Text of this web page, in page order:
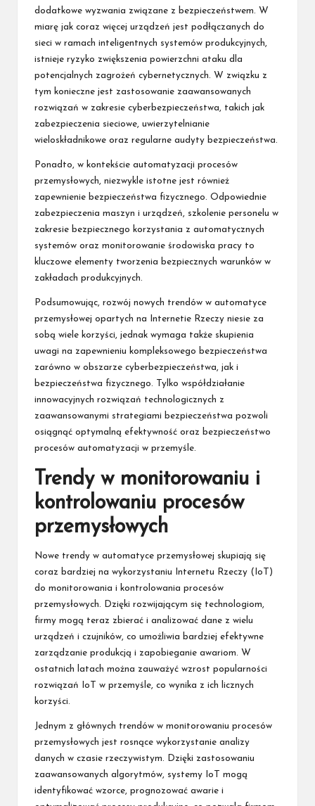
dodatkowe wyzwania związane z bezpieczeństwem. W
miarę jak coraz więcej urządzeń jest podłączanych do
sieci w ramach inteligentnych systemów produkcyjnych,
istnieje ryzyko zwiększenia powierzchni ataku dla
potencjalnych zagrożeń cybernetycznych. W związku z
tym konieczne jest zastosowanie zaawansowanych
rozwiązań w zakresie cyberbezpieczeństwa, takich jak
zabezpieczenia sieciowe, uwierzytelnianie
wieloskładnikowe oraz regularne audyty bezpieczeństwa.
Ponadto, w kontekście automatyzacji procesów
przemysłowych, niezwykle istotne jest również
zapewnienie bezpieczeństwa fizycznego. Odpowiednie
zabezpieczenia maszyn i urządzeń, szkolenie personelu w
zakresie bezpiecznego korzystania z automatycznych
systemów oraz monitorowanie środowiska pracy to
kluczowe elementy tworzenia bezpiecznych warunków w
zakładach produkcyjnych.
Podsumowując, rozwój nowych trendów w automatyce
przemysłowej opartych na Internetie Rzeczy niesie za
sobą wiele korzyści, jednak wymaga także skupienia
uwagi na zapewnieniu kompleksowego bezpieczeństwa
zarówno w obszarze cyberbezpieczeństwa, jak i
bezpieczeństwa fizycznego. Tylko współdziałanie
innowacyjnych rozwiązań technologicznych z
zaawansowanymi strategiami bezpieczeństwa pozwoli
osiągnąć optymalną efektywność oraz bezpieczeństwo
procesów automatyzacji w przemyśle.
Trendy w monitorowaniu i
kontrolowaniu procesów
przemysłowych
Nowe trendy w automatyce przemysłowej skupiają się
coraz bardziej na wykorzystaniu Internetu Rzeczy (IoT)
do monitorowania i kontrolowania procesów
przemysłowych. Dzięki rozwijającym się technologiom,
firmy mogą teraz zbierać i analizować dane z wielu
urządzeń i czujników, co umożliwia bardziej efektywne
zarządzanie produkcją i zapobieganie awariom. W
ostatnich latach można zauważyć wzrost popularności
rozwiązań IoT w przemyśle, co wynika z ich licznych
korzyści.
Jednym z głównych trendów w monitorowaniu procesów
przemysłowych jest rosnące wykorzystanie analizy
danych w czasie rzeczywistym. Dzięki zastosowaniu
zaawansowanych algorytmów, systemy IoT mogą
identyfikować wzorce, prognozować awarie i